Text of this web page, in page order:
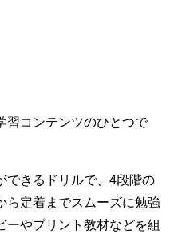
習コンテンツのひとつで
できるドリルで、4段階の
ら定着までスムーズに勉強
ーやプリント教材などを組